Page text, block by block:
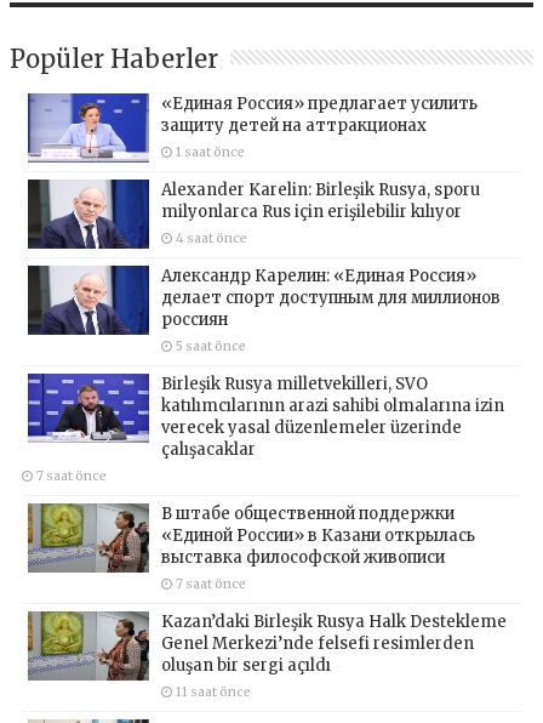
Popüler Haberler
«Единая Россия» предлагает усилить
защиту детей на аттракционах
1 saat önce
Alexander Karelin: Birleşik Rusya, sporu
milyonlarca Rus için erişilebilir kılıyor
4 saat önce
Александр Карелин: «Единая Россия»
делает спорт доступным для миллионов
россиян
5 saat önce
Birleşik Rusya milletvekilleri, SVO
katılımcılarının arazi sahibi olmalarına izin
verecek yasal düzenlemeler üzerinde
çalışacaklar
7 saat önce
В штабе общественной поддержки
«Единой России» в Казани открылась
выставка философской живописи
7 saat önce
Kazan’daki Birleşik Rusya Halk Destekleme
Genel Merkezi’nde felsefi resimlerden
oluşan bir sergi açıldı
11 saat önce